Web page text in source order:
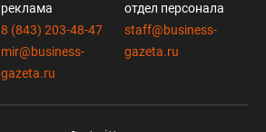
реклама
8 (843) 203-48-47
mir@business-
gazeta.ru
отдел персонала
staff@business-
gazeta.ru